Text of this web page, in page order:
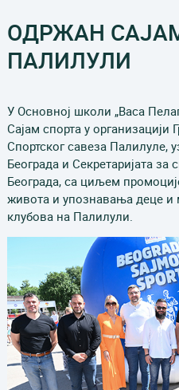
ОДРЖАН
ПАЛИЛУЛИ
У Основној школи „Васа
Сајам спорта у
Спортског савеза Палилуле,
Београда и Секретаријата за
Београда, са циљем
живота и упознавања деце и
клубова на Палилули.